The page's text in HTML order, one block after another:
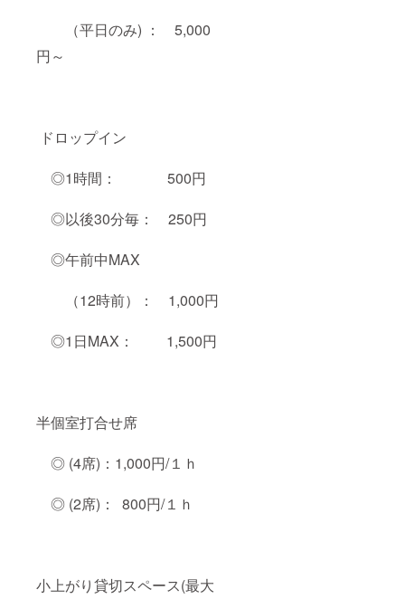
（平日のみ) ： 5,000
円～
ドロップイン
◎1時間： 500円
◎以後30分毎： 250円
◎午前中MAX
（12時前）： 1,000円
◎1日MAX： 1,500円
半個室打合せ席
◎ (4席)：1,000円/１ｈ
◎ (2席)： 800円/１ｈ
小上がり貸切スペース(最大